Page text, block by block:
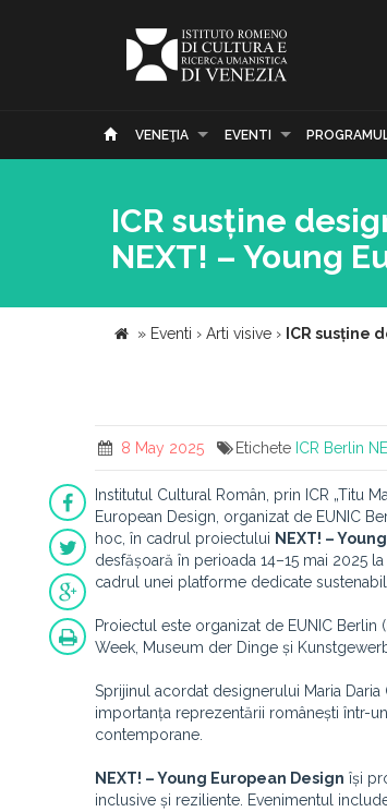
VENEŢIA EVENTI
ICR susține
NEXT! – Young
» Eventi › Arti visive › ICR susține
8 May 2025 Etichete ICR Berlin
Institutul Cultural Român, prin ICR „Titu
European Design, organizat de EUNIC
hoc, în cadrul proiectului NEXT! –
desfășoară în perioada 14–15 mai 2025
cadrul unei platforme dedicate
Proiectul este organizat de EUNIC
Week, Museum der Dinge și
Sprijinul acordat designerului Maria
importanța reprezentării românești într-
contemporane.
NEXT! – Young European Design își
inclusive și reziliente. Evenimentul